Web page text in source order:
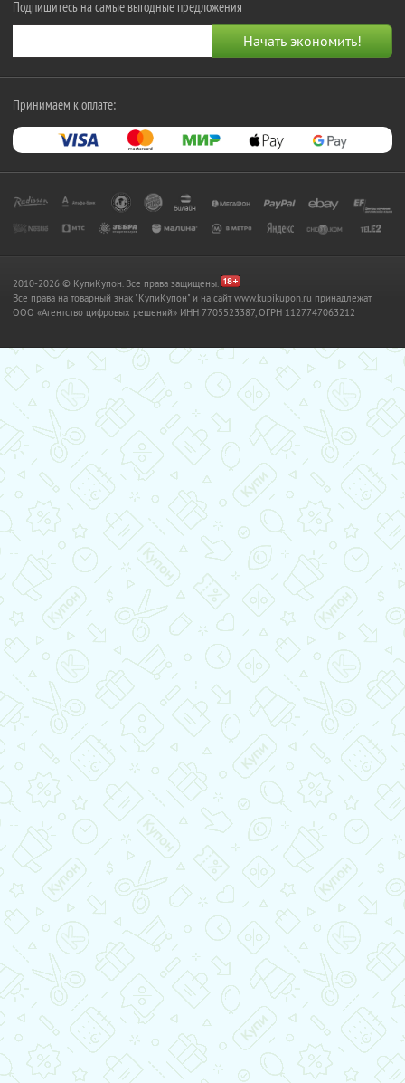
Подпишитесь на самые выгодные предложения
Принимаем к оплате:
2010-2026 © КупиКупон. Все права защищены.
Все права на товарный знак "КупиКупон" и на сайт www.kupikupon.ru принадлежат
OOO «Агентство цифровых решений» ИНН 7705523387, ОГРН 1127747063212